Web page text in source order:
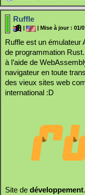
Ruffle
| Mise à jour : 01/
Ruffle est un émulateur
de programmation
à l’aide de
navigateur en toute
des vieux sites web
international :D
Site de développement.